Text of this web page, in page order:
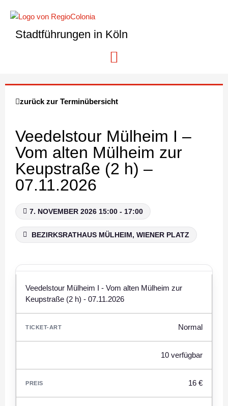
Stadtführungen in Köln
zurück zur Terminübersicht
Veedelstour Mülheim I –
Vom alten Mülheim zur
Keupstraße (2 h) –
07.11.2026
7. NOVEMBER 2026 15:00 - 17:00
BEZIRKSRATHAUS MÜLHEIM, WIENER PLATZ
Veedelstour Mülheim I - Vom alten Mülheim zur
Keupstraße (2 h) - 07.11.2026
Normal
10 verfügbar
16 €